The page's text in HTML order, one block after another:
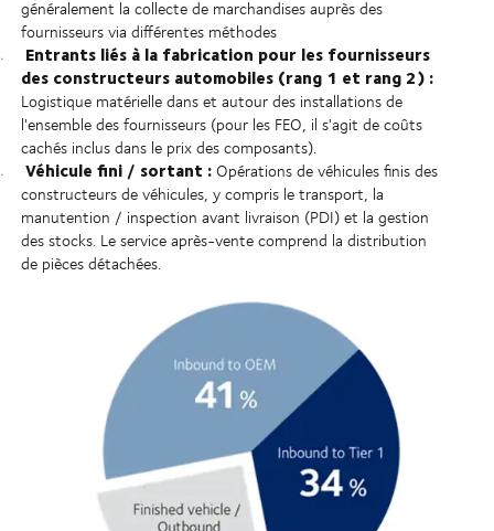
généralement la collecte de marchandises auprès des
fournisseurs via différentes méthodes
Entrants liés à la fabrication pour les fournisseurs
des constructeurs automobiles (rang 1 et rang 2) :
Logistique matérielle dans et autour des installations de
l'ensemble des fournisseurs (pour les FEO, il s'agit de coûts
cachés inclus dans le prix des composants).
Véhicule fini / sortant :Opérations de véhicules finis des
constructeurs de véhicules, y compris le transport, la
manutention / inspection avant livraison (PDI) et la gestion
des stocks. Le service après-vente comprend la distribution
de pièces détachées.